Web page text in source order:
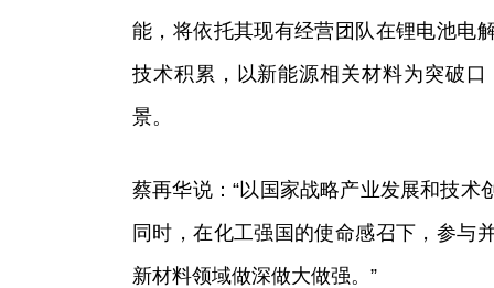
能，将依托其现有经营团队在锂电池电
技术积累，以新能源相关材料为突破
景。
蔡再华说：“以国家战略产业发展和技
同时，在化工强国的使命感召下，参与
新材料领域做深做大做强。”